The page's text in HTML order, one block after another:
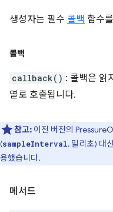
생성자는 필수 콜백 함수
콜백
callback() : 콜백은 읽
열로 호출됩니다.
참고: 이전 버전의
(sampleInterval, 밀리초) 대
용했습니다.
메서드